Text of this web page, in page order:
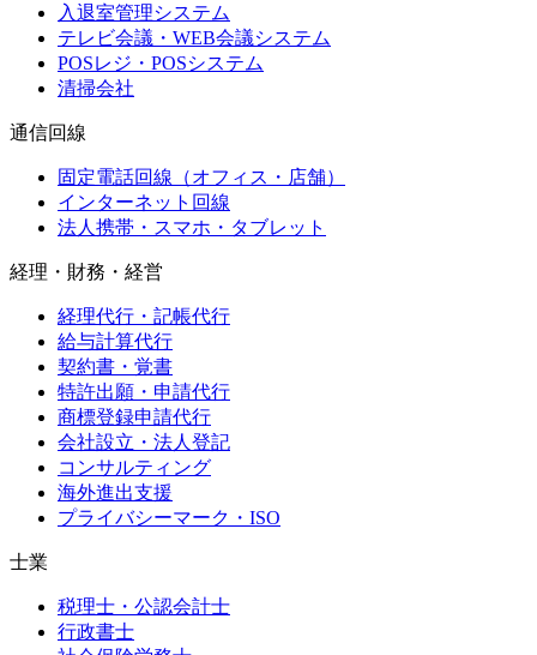
入退室管理システム
テレビ会議・WEB会議システム
POSレジ・POSシステム
清掃会社
通信回線
固定電話回線（オフィス・店舗）
インターネット回線
法人携帯・スマホ・タブレット
経理・財務・経営
経理代行・記帳代行
給与計算代行
契約書・覚書
特許出願・申請代行
商標登録申請代行
会社設立・法人登記
コンサルティング
海外進出支援
プライバシーマーク・ISO
士業
税理士・公認会計士
行政書士